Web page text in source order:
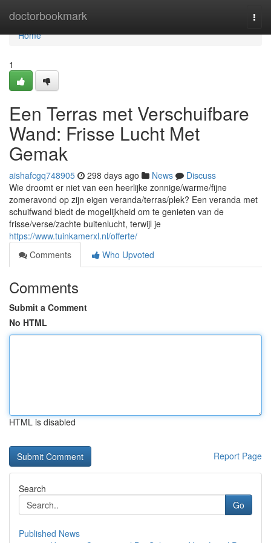
doctorbookmark
Home
Home
1
Een Terras met Verschuifbare
Wand: Frisse Lucht Met
Gemak
aishafcgq748905 298 days ago News
Discuss
Wie droomt er niet van een heerlijke zonnige/warme/fijne
zomeravond op zijn eigen veranda/terras/plek? Een veranda met
schuifwand biedt de mogelijkheid om te genieten van de
frisse/verse/zachte buitenlucht, terwijl je
https://www.tuinkamerxl.nl/offerte/
Comments
Who Upvoted
Comments
Submit a Comment
No HTML
HTML is disabled
Report Page
Search
Go
Published News